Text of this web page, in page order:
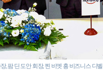
, 팜 딘 도안 회장, 찐 비엣 흥 비즈니스 디